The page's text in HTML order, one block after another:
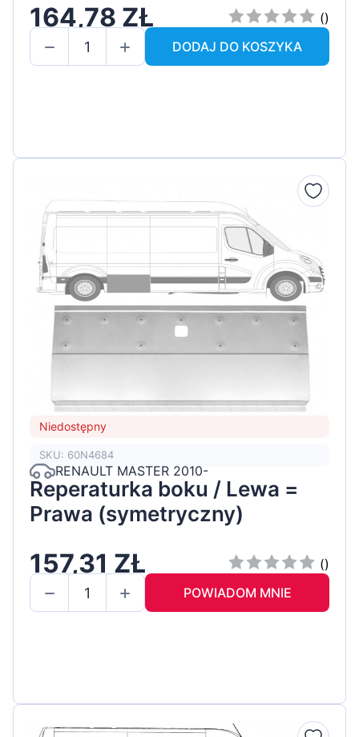
164,78 ZŁ
()
DODAJ DO KOSZYKA
Niedostępny
SKU: 60N4684
RENAULT MASTER 2010-
Reperaturka boku / Lewa =
Prawa (symetryczny)
157,31 ZŁ
()
POWIADOM MNIE